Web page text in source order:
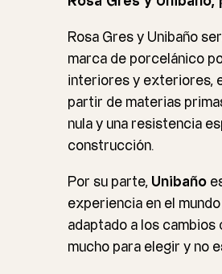
Rosa Gres y Unibaño
marca de porcelánico
interiores y exteriores,
partir de materias
nula y una resistencia
construcción.
Por su parte, Unibaño
experiencia en el
adaptado a los cambios
mucho para elegir y no